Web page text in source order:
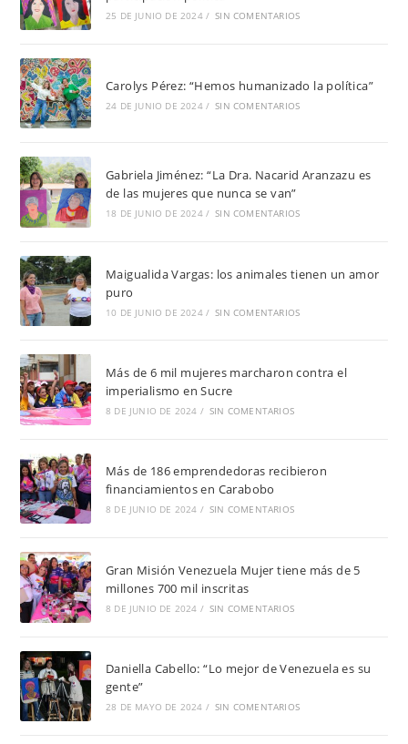
25 DE JUNIO DE 2024 / SIN COMENTARIOS
Carolys Pérez: “Hemos humanizado la política”
24 DE JUNIO DE 2024 / SIN COMENTARIOS
Gabriela Jiménez: “La Dra. Nacarid Aranzazu es
de las mujeres que nunca se van”
18 DE JUNIO DE 2024 / SIN COMENTARIOS
Maigualida Vargas: los animales tienen un amor
puro
10 DE JUNIO DE 2024 / SIN COMENTARIOS
Más de 6 mil mujeres marcharon contra el
imperialismo en Sucre
8 DE JUNIO DE 2024 / SIN COMENTARIOS
Más de 186 emprendedoras recibieron
financiamientos en Carabobo
8 DE JUNIO DE 2024 / SIN COMENTARIOS
Gran Misión Venezuela Mujer tiene más de 5
millones 700 mil inscritas
8 DE JUNIO DE 2024 / SIN COMENTARIOS
Daniella Cabello: “Lo mejor de Venezuela es su
gente”
28 DE MAYO DE 2024 / SIN COMENTARIOS